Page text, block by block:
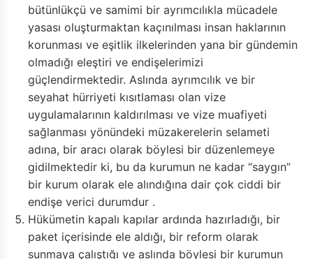
bütünlükçü ve samimi bir ayrımcılıkla mücadele
yasası oluşturmaktan kaçınılması insan haklarının
korunması ve eşitlik ilkelerinden yana bir gündemin
olmadığı eleştiri ve endişelerimizi
güçlendirmektedir. Aslında ayrımcılık ve bir
seyahat hürriyeti kısıtlaması olan vize
uygulamalarının kaldırılması ve vize muafiyeti
sağlanması yönündeki müzakerelerin selameti
adına, bir aracı olarak böylesi bir düzenlemeye
gidilmektedir ki, bu da kurumun ne kadar “saygın”
bir kurum olarak ele alındığına dair çok ciddi bir
endişe verici durumdur .
Hükümetin kapalı kapılar ardında hazırladığı, bir
paket içerisinde ele aldığı, bir reform olarak
sunmaya çalıştığı ve aslında böylesi bir kurumun